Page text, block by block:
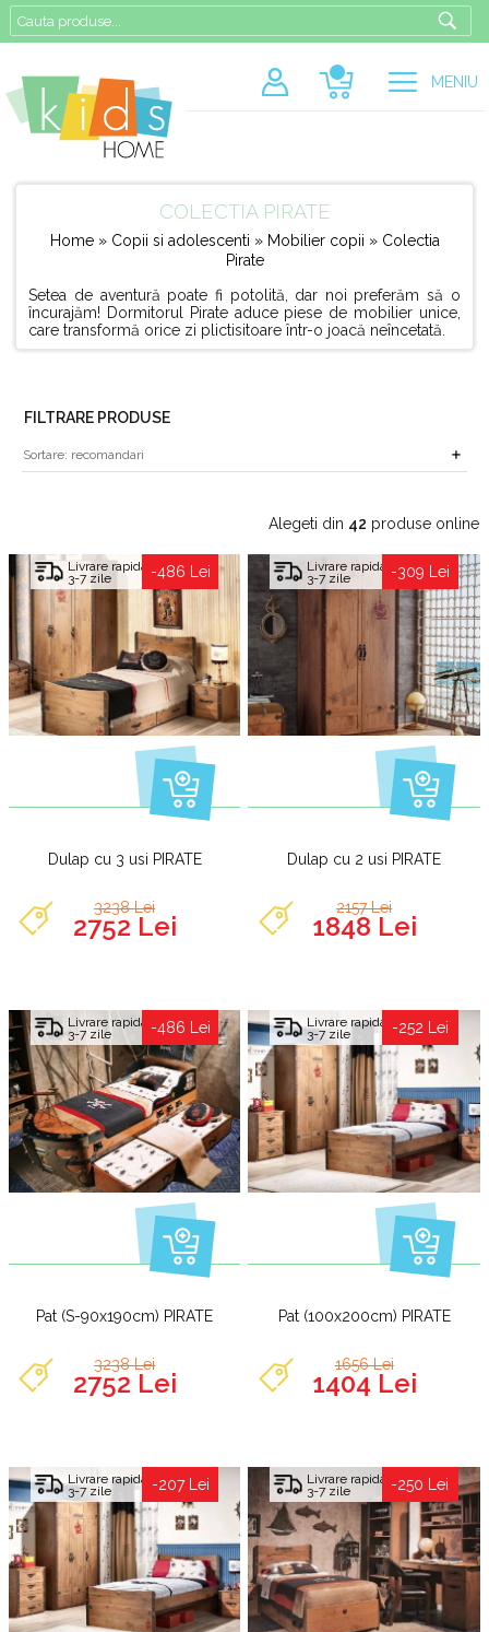
MENIU
COLECTIA PIRATE
Home» Copii si adolescenti » Mobilier copii » Colectia
Pirate
Setea de aventură poate fi potolită, dar noi preferăm să o
încurajăm! Dormitorul Pirate aduce piese de mobilier unice,
care transformă orice zi plictisitoare într-o joacă neîncetată.
FILTRARE PRODUSE
Alegeti din 42 produse online
Livrare rapida
3-7 zile -486 Lei
Dulap cu 3 usi PIRATE
3238 Lei
2752 Lei
Livrare rapida
3-7 zile -309 Lei
Dulap cu 2 usi PIRATE
2157 Lei
1848 Lei
Livrare rapida
3-7 zile -486 Lei
Pat (S-90x190cm) PIRATE
3238 Lei
2752 Lei
Livrare rapida
3-7 zile -252 Lei
Pat (100x200cm) PIRATE
1656 Lei
1404 Lei
Livrare rapida
3-7 zile -207 Lei Livrare rapida
3-7 zile -250 Lei